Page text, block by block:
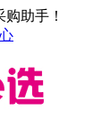
助手！